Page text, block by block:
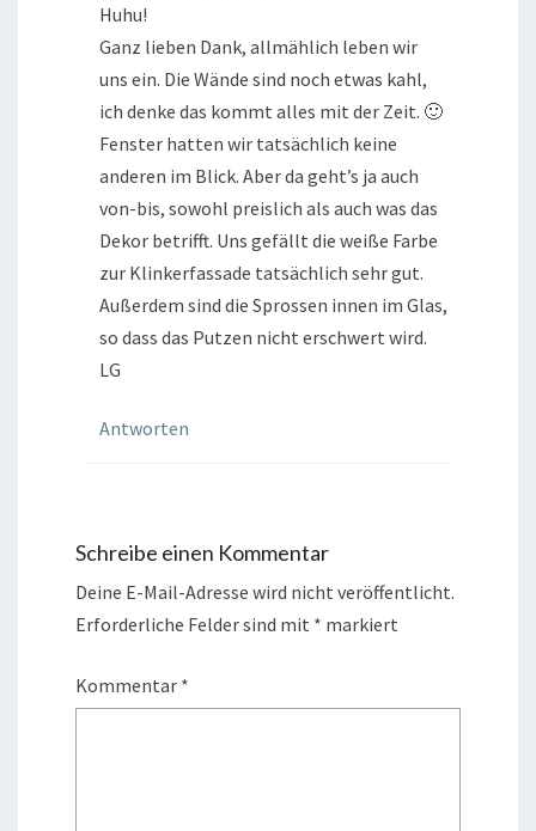
Huhu!
Ganz lieben Dank, allmählich leben wir
uns ein. Die Wände sind noch etwas kahl,
ich denke das kommt alles mit der Zeit. 🙂
Fenster hatten wir tatsächlich keine
anderen im Blick. Aber da geht’s ja auch
von-bis, sowohl preislich als auch was das
Dekor betrifft. Uns gefällt die weiße Farbe
zur Klinkerfassade tatsächlich sehr gut.
Außerdem sind die Sprossen innen im Glas,
so dass das Putzen nicht erschwert wird.
LG
Antworten
Schreibe einen Kommentar
Deine E-Mail-Adresse wird nicht veröffentlicht.
Erforderliche Felder sind mit * markiert
Kommentar *